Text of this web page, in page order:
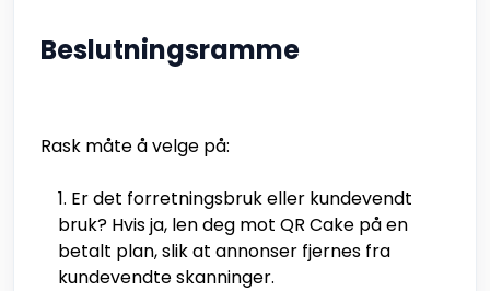
Beslutningsramme
Rask måte å velge på:
Er det forretningsbruk eller kundevendt
bruk? Hvis ja, len deg mot QR Cake på en
betalt plan, slik at annonser fjernes fra
kundevendte skanninger.